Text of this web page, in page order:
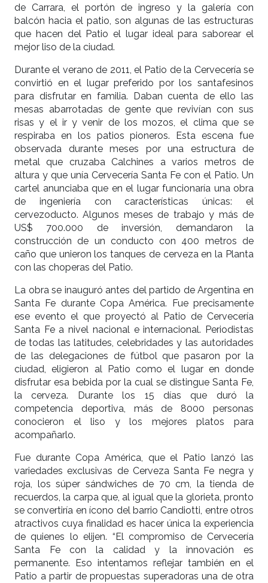
de Carrara, el portón de ingreso y la galería con
balcón hacia el patio, son algunas de las estructuras
que hacen del Patio el lugar ideal para saborear el
mejor liso de la ciudad.
Durante el verano de 2011, el Patio de la Cervecería se
convirtió en el lugar preferido por los santafesinos
para disfrutar en familia. Daban cuenta de ello las
mesas abarrotadas de gente que revivían con sus
risas y el ir y venir de los mozos, el clima que se
respiraba en los patios pioneros. Esta escena fue
observada durante meses por una estructura de
metal que cruzaba Calchines a varios metros de
altura y que unía Cervecería Santa Fe con el Patio. Un
cartel anunciaba que en el lugar funcionaría una obra
de ingeniería con características únicas: el
cervezoducto. Algunos meses de trabajo y más de
US$ 700.000 de inversión, demandaron la
construcción de un conducto con 400 metros de
caño que unieron los tanques de cerveza en la Planta
con las choperas del Patio.
La obra se inauguró antes del partido de Argentina en
Santa Fe durante Copa América. Fue precisamente
ese evento el que proyectó al Patio de Cervecería
Santa Fe a nivel nacional e internacional. Periodistas
de todas las latitudes, celebridades y las autoridades
de las delegaciones de fútbol que pasaron por la
ciudad, eligieron al Patio como el lugar en donde
disfrutar esa bebida por la cual se distingue Santa Fe,
la cerveza. Durante los 15 días que duró la
competencia deportiva, más de 8000 personas
conocieron el liso y los mejores platos para
acompañarlo.
Fue durante Copa América, que el Patio lanzó las
variedades exclusivas de Cerveza Santa Fe negra y
roja, los súper sándwiches de 70 cm, la tienda de
recuerdos, la carpa que, al igual que la glorieta, pronto
se convertiría en ícono del barrio Candiotti, entre otros
atractivos cuya finalidad es hacer única la experiencia
de quienes lo elijen. “El compromiso de Cervecería
Santa Fe con la calidad y la innovación es
permanente. Eso intentamos reflejar también en el
Patio a partir de propuestas superadoras una de otra